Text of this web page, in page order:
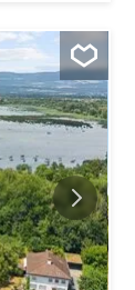
un étage
ou les
m². Dès
clair et
Le poêle
naturel et
les
à passer
au...